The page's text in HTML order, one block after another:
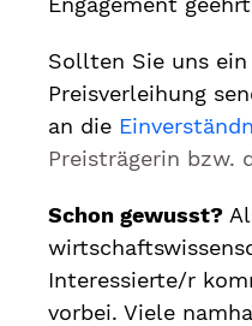
Sollten Sie uns
Preisverleihung
an die
Preisträgerin bzw.
Schon gewusst?
Interessierte/r
vorbei. Viele